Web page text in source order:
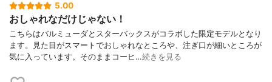
5.00
おしゃれなだけじゃない！
こちらはバルミューダとスターバックスがコラボした限定モデルとなり
ます。見た目がスマートでおしゃれなところや、注ぎ口が細いところが
気に入っています。そのままコーヒ…続きを見る